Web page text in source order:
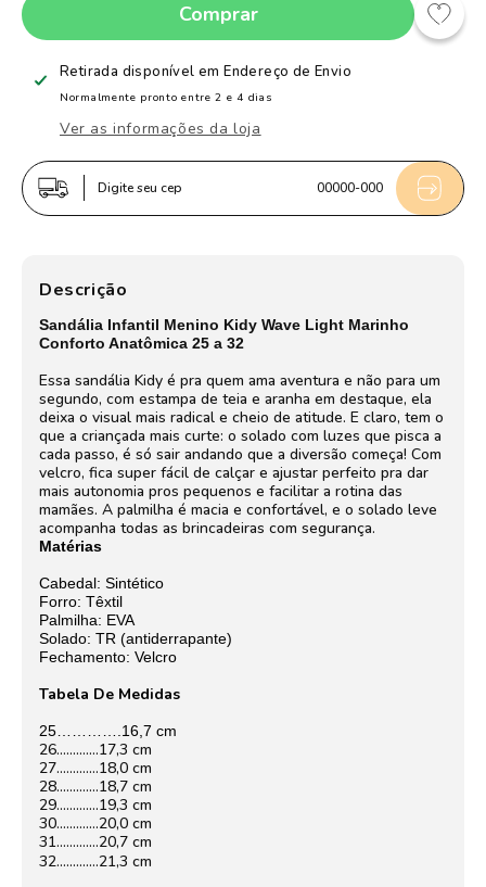
de
Sandália
Infantil
Menino
Marinho
Velcro
Luz
Led
quantidade
de
Sandália
Infantil
Menino
Velcro
Led
Comprar
Retirada disponível emEndereço de Envio
Normalmente pronto entre 2 e 4 dias
Ver as informações da loja
Digite seu cep 00000-000
Descrição
Sandália Infantil Menino Kidy Wave Light Marinho
Conforto Anatômica 25 a 32
Essa sandália Kidy é pra quem ama aventura e não para um
segundo, com estampa de teia e aranha em destaque, ela
deixa o visual mais radical e cheio de atitude. E claro, tem o
que a criançada mais curte: o solado com luzes que pisca a
cada passo, é só sair andando que a diversão começa! Com
velcro, fica super fácil de calçar e ajustar perfeito pra dar
mais autonomia pros pequenos e facilitar a rotina das
mamães. A palmilha é macia e confortável, e o solado leve
acompanha todas as brincadeiras com segurança.
Matérias
Cabedal: Sintético
Forro: Têxtil
Palmilha: EVA
Solado: TR (antiderrapante)
Fechamento: Velcro
Tabela De Medidas
25………….16,7 cm
26………….17,3 cm
27………….18,0 cm
28………….18,7 cm
29………….19,3 cm
30………….20,0 cm
31………….20,7 cm
32………….21,3 cm